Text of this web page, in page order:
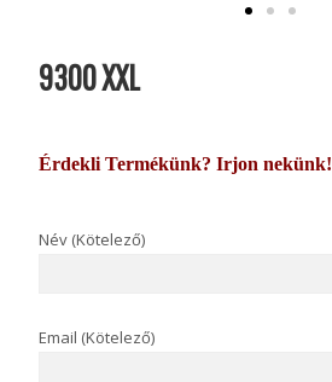
9300 XXL
Érdekli Termékünk? Irjon nekünk!
Név (Kötelező)
Email (Kötelező)